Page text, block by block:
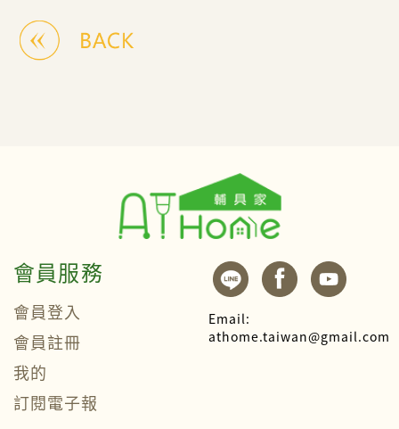
會員服務
會員登入
會員註冊
我的
訂閱電子報
Email:
athome.taiwan@gmail.com